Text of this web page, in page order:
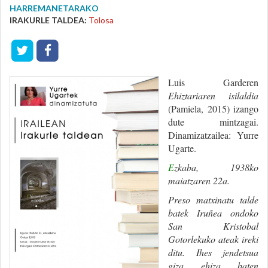
HARREMANETARAKO
IRAKURLE TALDEA: Tolosa
Luis Garderen
Ehiztariaren isilaldia
(Pamiela, 2015) izango
dute mintzagai.
Dinamizatzailea: Yurre
Ugarte.
Ezkaba, 1938ko
maiatzaren 22a.
Preso matxinatu talde
batek Iruñea ondoko
San Kristobal
Gotorlekuko ateak ireki
ditu. Ihes jendetsua
giza ehiza baten